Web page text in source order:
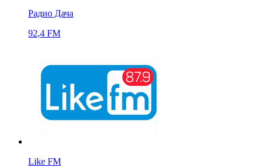
Радио Дача
92,4 FM
Like FM